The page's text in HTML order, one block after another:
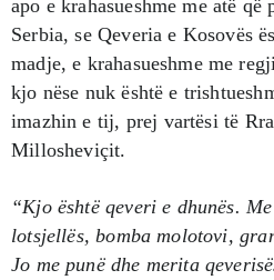
apo e krahasueshme me atë
Serbia, se Qeveria e Kosovës
madje, e krahasueshme me
kjo nëse nuk është e
imazhin e tij, prej vartësi të
Millosheviçit.
“Kjo është qeveri e dhunës.
lotsjellës, bomba molotovi,
Jo me punë dhe merita